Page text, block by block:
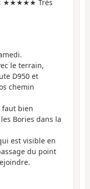
: ★★★★★ Très
le terrain,
D950 et
chemin
faut bien
Bories dans la
est visible en
du point